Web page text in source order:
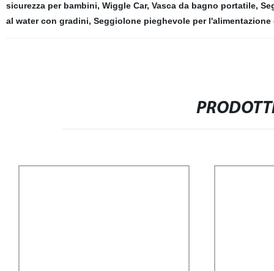
sicurezza per bambini, Wiggle Car, Vasca da bagno portatile,
al water con gradini, Seggiolone pieghevole per l'alimentazione